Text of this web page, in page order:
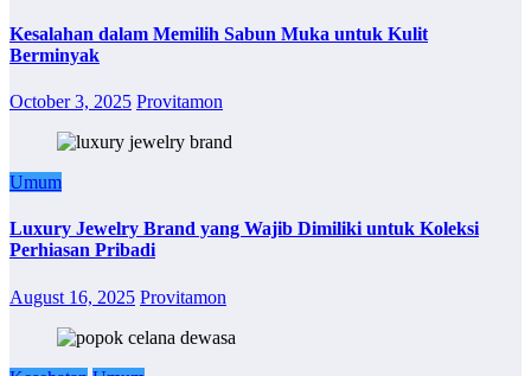
Kesalahan dalam Memilih Sabun Muka untuk Kulit
Berminyak
October 3, 2025 Provitamon
Umum
Luxury Jewelry Brand yang Wajib Dimiliki untuk Koleksi
Perhiasan Pribadi
August 16, 2025 Provitamon